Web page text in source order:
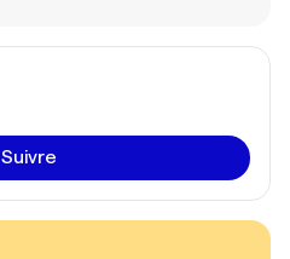
Suivre